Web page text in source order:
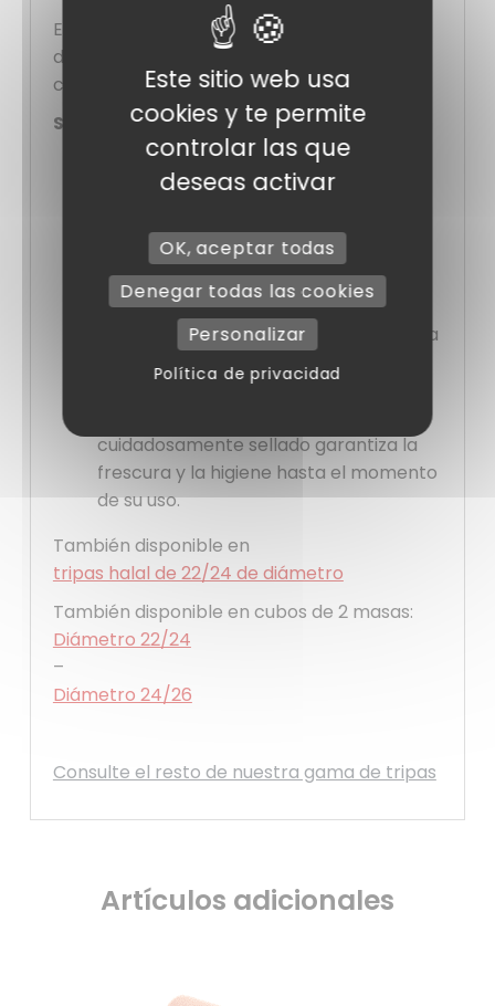
Elija calidad y fiabilidad con nuestros cubos
de tripa de cordero Halal para creaciones
culinarias excepcionales.
Sus ventajas:
Longitud generosa
: 60 metros por
masa, ideal para producciones
Practicidad de almacenamiento
Acondicionados en cubo de 30 masas,
fáciles de conservar y transportar.
Versatilidad culinaria : Perfecto para
hacer salchichas, chorizos y otras
especialidades de charcutería.
cuidadosamente sellado garantiza la
frescura y la higiene hasta el momento
de su uso.
También disponible en
tripas halal de 22/24 de diámetro
También disponible en cubos de 2 masas:
Diámetro 22/24
–
Diámetro 24/26
Consulte el resto de nuestra gama de tripas
Artículos adicionales
Este sitio web usa
cookies y te permite
controlar las que
deseas activar
OK, aceptar todas
Denegar todas las cookies
Personalizar
Política de privacidad